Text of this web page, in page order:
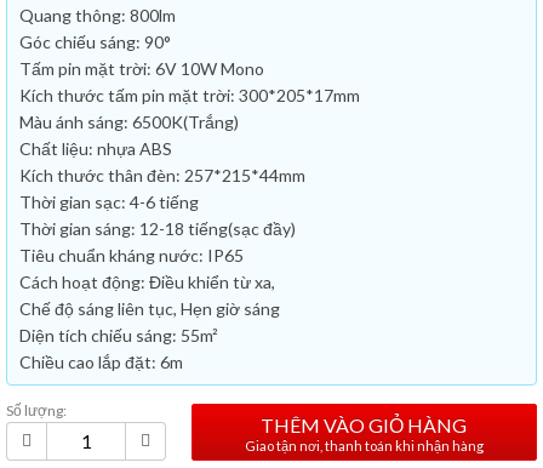
Quang thông: 800lm
Góc chiếu sáng: 90°
Tấm pin mặt trời: 6V 10W Mono
Kích thước tấm pin mặt trời: 300*205*17mm
Màu ánh sáng: 6500K(Trắng)
Chất liệu: nhựa ABS
Kích thước thân đèn: 257*215*44mm
Thời gian sạc: 4-6 tiếng
Thời gian sáng: 12-18 tiếng(sạc đầy)
Tiêu chuẩn kháng nước: IP65
Cách hoạt động: Điều khiển từ xa,
Chế độ sáng liên tục, Hẹn giờ sáng
Diện tích chiếu sáng: 55m²
Chiều cao lắp đặt: 6m
Số lượng:
THÊM VÀO GIỎ HÀNG
Giao tận nơi, thanh toán khi nhận hàng